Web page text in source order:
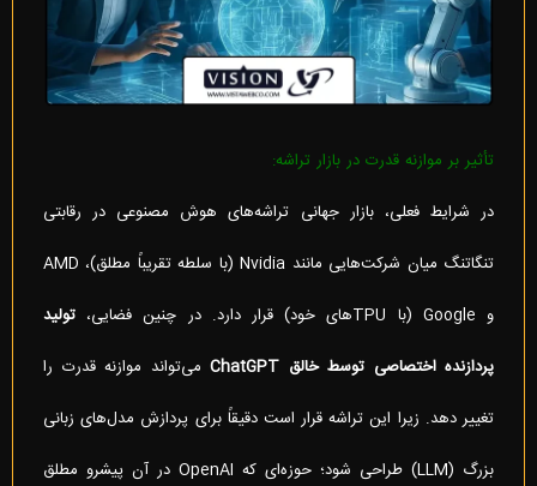
تأثیر بر موازنه قدرت در بازار تراشه:
در شرایط فعلی، بازار جهانی تراشه‌های هوش مصنوعی در رقابتی
تنگاتنگ میان شرکت‌هایی مانند Nvidia (با سلطه تقریباً مطلق)، AMD
و Google (با TPUهای خود) قرار دارد. در چنین فضایی،
تولید
پردازنده اختصاصی توسط خالق
می‌تواند موازنه قدرت را
تغییر دهد. زیرا این تراشه قرار است دقیقاً برای پردازش مدل‌های زبانی
بزرگ (LLM) طراحی شود؛ حوزه‌ای که OpenAI در آن پیشرو مطلق